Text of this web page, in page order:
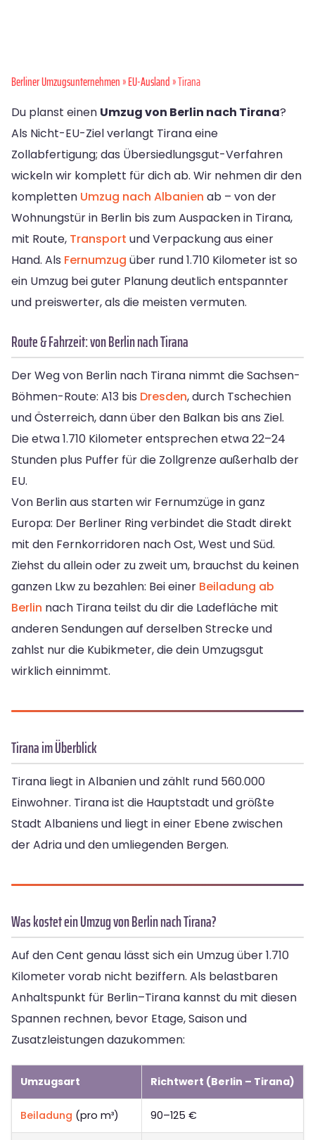
Berliner Umzugsunternehmen»EU-Ausland» Tirana
Du planst einen Umzug von Berlin nach Tirana?
Als Nicht-EU-Ziel verlangt Tirana eine
Zollabfertigung; das Übersiedlungsgut-Verfahren
wickeln wir komplett für dich ab. Wir nehmen dir den
kompletten Umzug nach Albanien ab – von der
Wohnungstür in Berlin bis zum Auspacken in Tirana,
mit Route, Transport und Verpackung aus einer
Hand. Als Fernumzug über rund 1.710 Kilometer ist so
ein Umzug bei guter Planung deutlich entspannter
und preiswerter, als die meisten vermuten.
Route & Fahrzeit: von Berlin nach Tirana
Der Weg von Berlin nach Tirana nimmt die Sachsen-
Böhmen-Route: A13 bis Dresden, durch Tschechien
und Österreich, dann über den Balkan bis ans Ziel.
Die etwa 1.710 Kilometer entsprechen etwa 22–24
Stunden plus Puffer für die Zollgrenze außerhalb der
EU.
Von Berlin aus starten wir Fernumzüge in ganz
Europa: Der Berliner Ring verbindet die Stadt direkt
mit den Fernkorridoren nach Ost, West und Süd.
Ziehst du allein oder zu zweit um, brauchst du keinen
ganzen Lkw zu bezahlen: Bei einer Beiladung ab
Berlin nach Tirana teilst du dir die Ladefläche mit
anderen Sendungen auf derselben Strecke und
zahlst nur die Kubikmeter, die dein Umzugsgut
wirklich einnimmt.
Tirana im Überblick
Tirana liegt in Albanien und zählt rund 560.000
Einwohner. Tirana ist die Hauptstadt und größte
Stadt Albaniens und liegt in einer Ebene zwischen
der Adria und den umliegenden Bergen.
Was kostet ein Umzug von Berlin nach Tirana?
Auf den Cent genau lässt sich ein Umzug über 1.710
Kilometer vorab nicht beziffern. Als belastbaren
Anhaltspunkt für Berlin–Tirana kannst du mit diesen
Spannen rechnen, bevor Etage, Saison und
Zusatzleistungen dazukommen:
Umzugsart Richtwert (Berlin – Tirana)
Beiladung (pro m³) 90–125 €